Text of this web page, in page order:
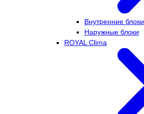
Внутренние блоки
Наружные блоки
ROYAL Clima